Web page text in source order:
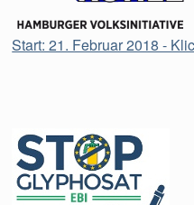
Start: 21. Februar 2018 -